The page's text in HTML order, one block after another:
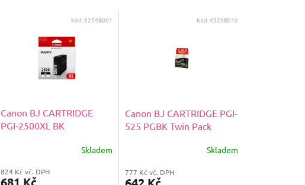
Canon BJ CARTRIDGE
PGI-2500XL BK
Skladem
824 Kč vč. DPH
Kód:9254B001
Canon BJ CARTRIDGE PGI-
525 PGBK Twin Pack
Skladem
777 Kč vč. DPH
Kód:4529B010